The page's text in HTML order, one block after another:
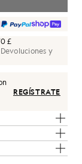
£
y
REGÍSTRATE